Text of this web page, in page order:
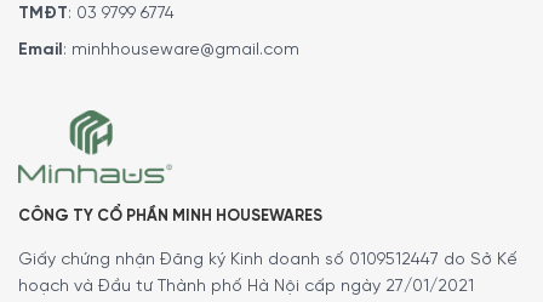
Cơ chế hoạt động – Chất liệu cối xay
Cối xay cafe Peugeot Antique hoạt động thủ công với
chế đơn giản nhưng hiệu quả
vào ngăn chứa phía trên cối. Tiếp theo, sử dụng
chỉnhbên dưới tay quay để chọn cấp độ xaytừ thô đến
mịn phù hợp, đáp ứng đa dạng nhu cầu pha chế như
TMĐT: 03 9799 6774
Email : minhhouseware@gmail.com
CÔNG TY CỔ PHẦN MINH HOUSEWARES
Giấy chứng nhận Đăng ký Kinh doanh số 0109512447 do Sở Kế
hoạch và Đầu tư Thành phố Hà Nội cấp ngày 27/01/2021